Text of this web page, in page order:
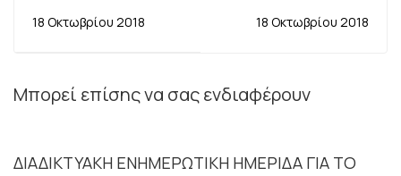
ΕΦΟΡΙΑΚΩΝ Ν.ΘΕΣ/
ΕΒΔΟΜΑΔΑ
18 Οκτωβρίου 2018
ΥΠΑΛΛΗΛΩΝ
18 Οκτωβρίου 2018
Μπορεί επίσης να σας ενδιαφέρουν
ΔΙΑΔΙΚΤΥΑΚΗ ΕΝΗΜΕΡΩΤΙΚΗ ΗΜΕΡΙΔΑ ΓΙΑ ΤΟ